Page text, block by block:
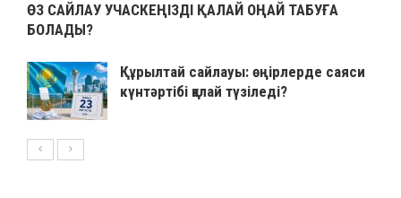
ӨЗ САЙЛАУ УЧАСКЕҢІЗДІ ҚАЛАЙ ОҢАЙ ТАБУҒА
БОЛАДЫ?
Құрылтай сайлауы: өңірлерде саяси
күнтәртібі қалай түзіледі?